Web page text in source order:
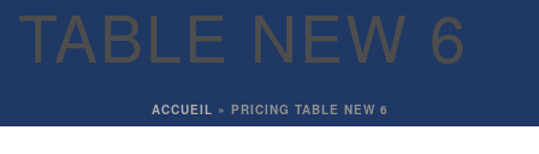
TABLE NEW 6
ACCUEIL » PRICING TABLE NEW 6